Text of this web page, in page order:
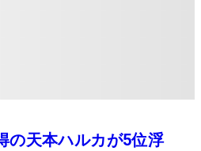
の天本ハルカが5位浮